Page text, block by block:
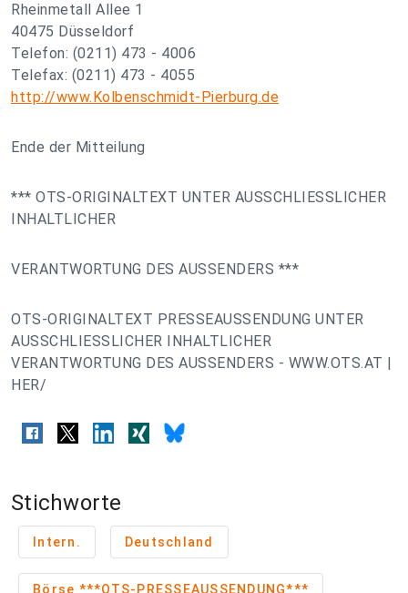
Rheinmetall Allee 1
40475 Düsseldorf
Telefon: (0211) 473 - 4006
Telefax: (0211) 473 - 4055
http://www.Kolbenschmidt-Pierburg.de
Ende der Mitteilung
*** OTS-ORIGINALTEXT UNTER AUSSCHLIESSLICHER
INHALTLICHER
VERANTWORTUNG DES AUSSENDERS ***
OTS-ORIGINALTEXT PRESSEAUSSENDUNG UNTER
AUSSCHLIESSLICHER INHALTLICHER
VERANTWORTUNG DES AUSSENDERS - WWW.OTS.AT |
HER/
Stichworte
Intern. Deutschland
Börse ***OTS-PRESSEAUSSENDUNG***